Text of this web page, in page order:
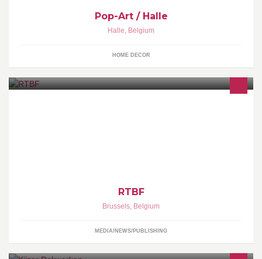
Pop-Art / Halle
Halle, Belgium
HOME DECOR
RTBF
Brussels, Belgium
MEDIA/NEWS/PUBLISHING